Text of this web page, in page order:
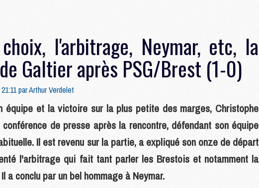
l'arbitrage, Neymar, etc, la
Galtier après PSG/Brest (1-0)
parArthur Verdelet
équipe et la victoire sur la plus petite des marges, Christophe
de presse après la rencontre, défendant son équipe
Il est revenu sur la partie, a expliqué son onze de départ
l'arbitrage qui fait tant parler les Brestois et notamment la
a conclu par un bel hommage à Neymar.